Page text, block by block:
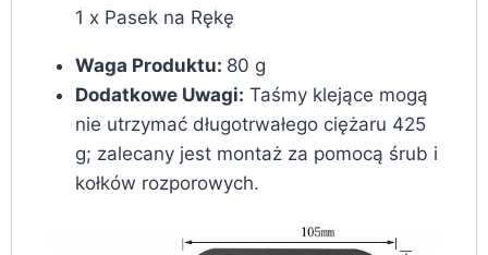
1 x Pasek na Rękę
Waga Produktu: 80 g
Dodatkowe Uwagi: Taśmy klejące mogą
nie utrzymać długotrwałego ciężaru 425
g; zalecany jest montaż za pomocą śrub i
kołków rozporowych.